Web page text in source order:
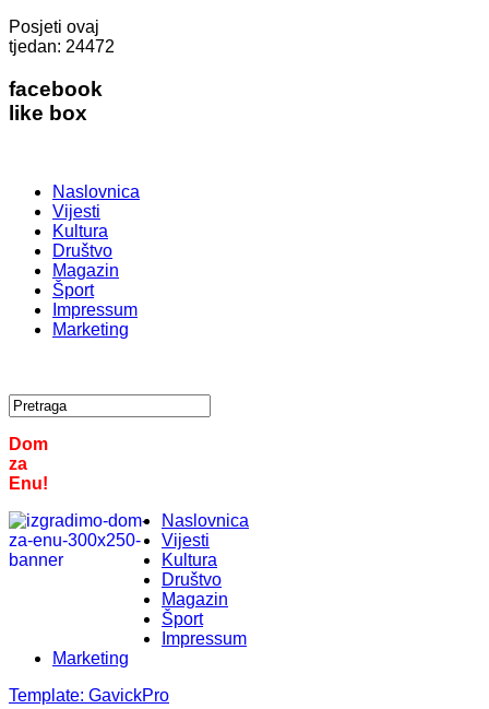
Posjeti ovaj
tjedan: 24472
facebook
like box
Naslovnica
Vijesti
Kultura
Društvo
Magazin
Šport
Impressum
Marketing
Dom
za
Enu!
Naslovnica
Vijesti
Kultura
Društvo
Magazin
Šport
Impressum
Marketing
Template: GavickPro